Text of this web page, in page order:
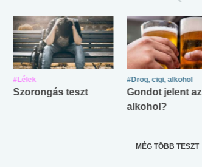
#Lélek
Szorongás teszt
#Drog, cigi, alkohol
Gondot jelent az
alkohol?
MÉG TÖBB TESZT